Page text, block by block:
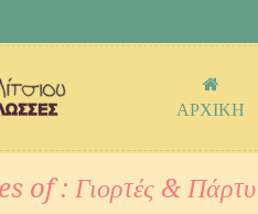
ΑΡΧΙΚΗ
of : Γιορτές & Πάρτυ